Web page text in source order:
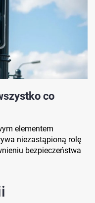
co
elementem
niezastąpioną rolę
bezpieczeństwa